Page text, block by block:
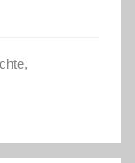
,